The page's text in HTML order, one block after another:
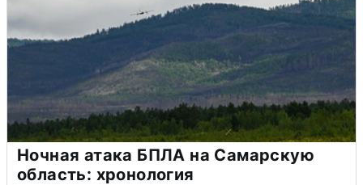
Ночная атака БПЛА на Самарскую
область: хронология